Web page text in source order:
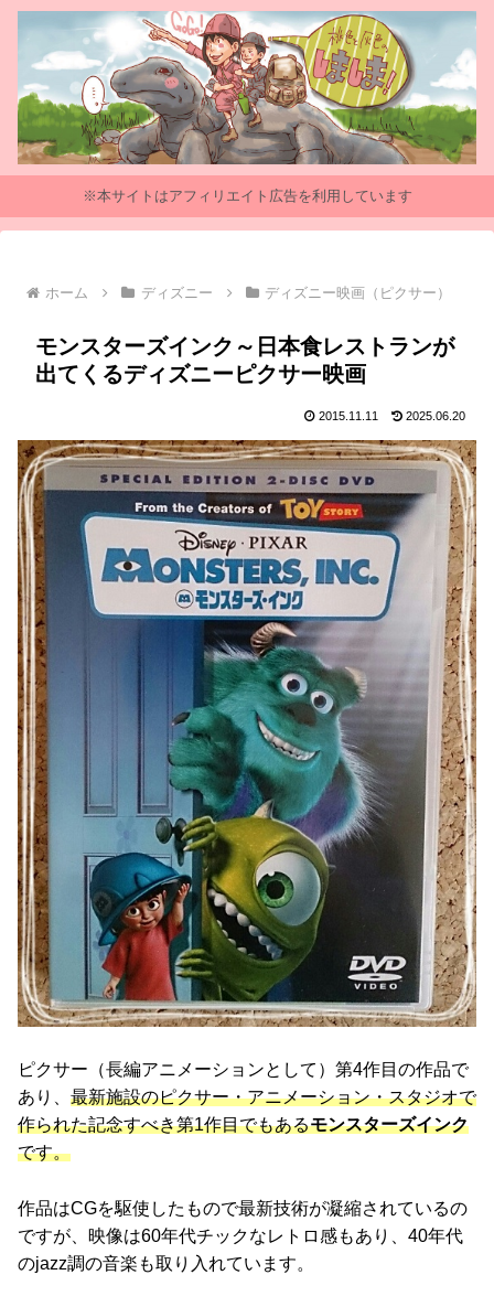
※本サイトはアフィリエイト広告を利用しています
ホーム ディズニー ディズニー映画（ピクサー）
モンスターズインク～日本食レストランが
出てくるディズニーピクサー映画
2015.11.11 2025.06.20
ピクサー（長編アニメーションとして）第4作目の作品で
あり、 最新施設のピクサー・アニメーション・スタジオで
作られた記念すべき第1作目でもあるモンスターズインク
です。
作品はCGを駆使したもので最新技術が凝縮されているの
ですが、映像は60年代チックなレトロ感もあり、40年代
のjazz調の音楽も取り入れています。